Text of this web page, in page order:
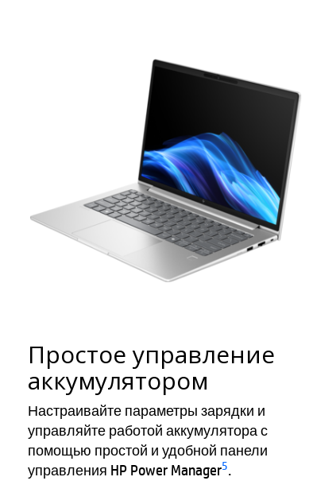
Простое управление
аккумулятором
Настраивайте параметры зарядки и
управляйте работой аккумулятора с
помощью простой и удобной панели
управления HP Power Manager5.